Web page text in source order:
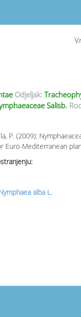
Odjeljak:
Salisb.
P. (2009):
Euro-Mediterranean
alba L.